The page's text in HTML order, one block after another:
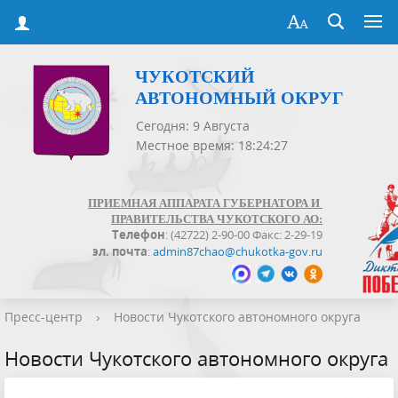
ЧУКОТСКИЙ
АВТОНОМНЫЙ ОКРУГ
Сегодня: 9 Августа
Местное время: 18:24:27
ПРИЕМНАЯ АППАРАТА ГУБЕРНАТОРА И
ПРАВИТЕЛЬСТВА ЧУКОТСКОГО АО:
Телефон: (42722) 2-90-00 Факс: 2-29-19
эл. почта:admin87chao@chukotka-gov.ru
Пресс-центр › Новости Чукотского автономного округа
Новости Чукотского автономного округа